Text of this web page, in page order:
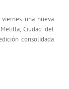
una nueva
Ciudad del
consolidada